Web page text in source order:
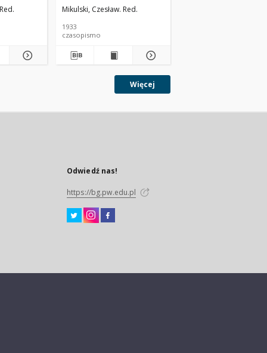
Mikulski, Czesław. Red.
1933
czasopismo
Więcej
Odwiedź nas!
https://bg.pw.edu.pl